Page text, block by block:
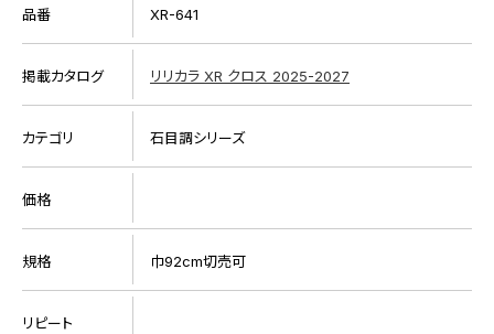
品番 XR-641
掲載カタログ リリカラ XR クロス 2025-2027
カテゴリ 石目調シリーズ
価格
規格 巾92cm切売可
リピート